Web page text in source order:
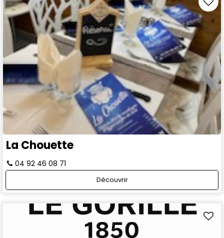
La Chouette
04 92 46 08 71
Découvrir